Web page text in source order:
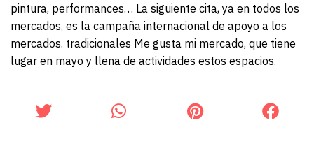
pintura, performances… La siguiente cita, ya en todos los
mercados, es la campaña internacional de apoyo a los
mercados. tradicionales Me gusta mi mercado, que tiene
lugar en mayo y llena de actividades estos espacios.